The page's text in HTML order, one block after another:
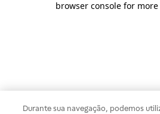
browser console for
Durante sua navegação, podemos